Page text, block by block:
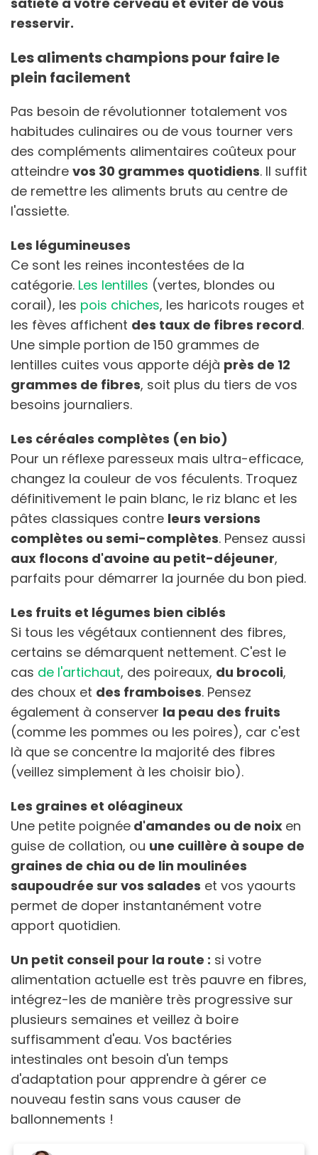
resservir.
Les aliments champions pour faire le
plein facilement
Pas besoin de révolutionner totalement vos
habitudes culinaires ou de vous tourner vers
des compléments alimentaires coûteux pour
atteindre vos 30 grammes quotidiens. Il suffit
de remettre les aliments bruts au centre de
l'assiette.
Les légumineuses
Ce sont les reines incontestées de la
catégorie. Les lentilles (vertes, blondes ou
corail), les pois chiches, les haricots rouges et
les fèves affichent des taux de fibres record.
Une simple portion de 150 grammes de
lentilles cuites vous apporte déjà près de 12
grammes de fibres, soit plus du tiers de vos
besoins journaliers.
Les céréales complètes (en bio)
Pour un réflexe paresseux mais ultra-efficace,
changez la couleur de vos féculents. Troquez
définitivement le pain blanc, le riz blanc et les
pâtes classiques contre leurs versions
complètes ou semi-complètes. Pensez aussi
aux flocons d'avoine au petit-déjeuner,
parfaits pour démarrer la journée du bon pied.
Les fruits et légumes bien ciblés
Si tous les végétaux contiennent des fibres,
certains se démarquent nettement. C'est le
cas de l'artichaut, des poireaux, du brocoli,
des choux et des framboises. Pensez
également à conserver la peau des fruits
(comme les pommes ou les poires), car c'est
là que se concentre la majorité des fibres
(veillez simplement à les choisir bio).
Les graines et oléagineux
Une petite poignée d'amandes ou de noix en
guise de collation, ou une cuillère à soupe de
graines de chia ou de lin moulinées
saupoudrée sur vos salades et vos yaourts
permet de doper instantanément votre
apport quotidien.
Un petit conseil pour la route : si votre
alimentation actuelle est très pauvre en fibres,
intégrez-les de manière très progressive sur
plusieurs semaines et veillez à boire
suffisamment d'eau. Vos bactéries
intestinales ont besoin d'un temps
d'adaptation pour apprendre à gérer ce
nouveau festin sans vous causer de
ballonnements !